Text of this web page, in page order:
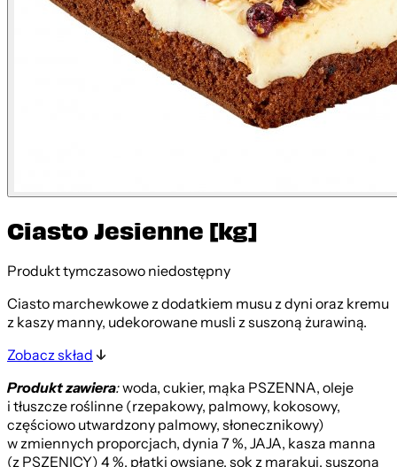
Ciasto Jesienne [kg]
Produkt tymczasowo niedostępny
Ciasto marchewkowe z dodatkiem musu z dyni oraz kremu
z kaszy manny, udekorowane musli z suszoną żurawiną.
Zobacz skład
Produkt zawiera:woda, cukier, mąka PSZENNA, oleje
i tłuszcze roślinne (rzepakowy, palmowy, kokosowy,
częściowo utwardzony palmowy, słonecznikowy)
w zmiennych proporcjach, dynia 7 %, JAJA, kasza manna
(z PSZENICY) 4 %, płatki owsiane, sok z marakui, suszona